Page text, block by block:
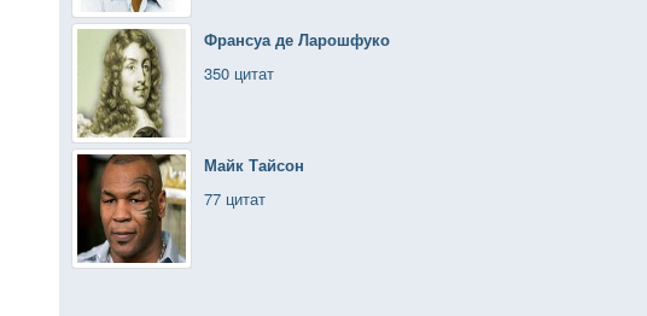
Франсуа де Ларошфуко
350 цитат
Майк Тайсон
77 цитат